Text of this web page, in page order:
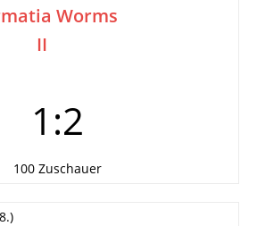
Worms
II
1:2
100 Zuschauer